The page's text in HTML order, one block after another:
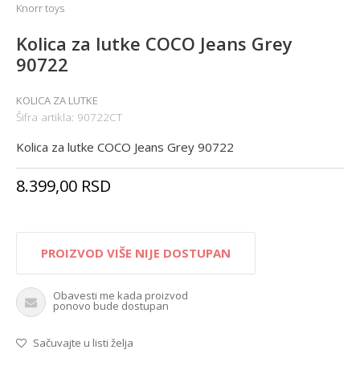
Knorr toys
Kolica za lutke COCO Jeans Grey
90722
KOLICA ZA LUTKE
Šifra artikla: 90722CT
Kolica za lutke COCO Jeans Grey 90722
8.399,00 RSD
PROIZVOD VIŠE NIJE DOSTUPAN
Obavesti me kada proizvod
ponovo bude dostupan
Sačuvajte u listi želja